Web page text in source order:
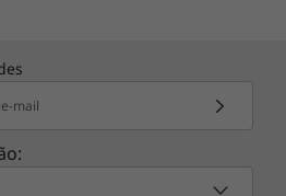
até 4 metros do Yoga
o país.
mail